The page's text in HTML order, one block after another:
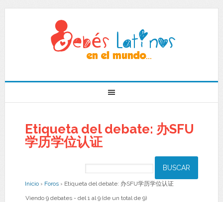
Etiqueta del debate: 办SFU
学历学位认证
Inicio › Foros › Etiqueta del debate: 办SFU学历学位认证
Viendo 9 debates - del 1 al 9 (de un total de 9)